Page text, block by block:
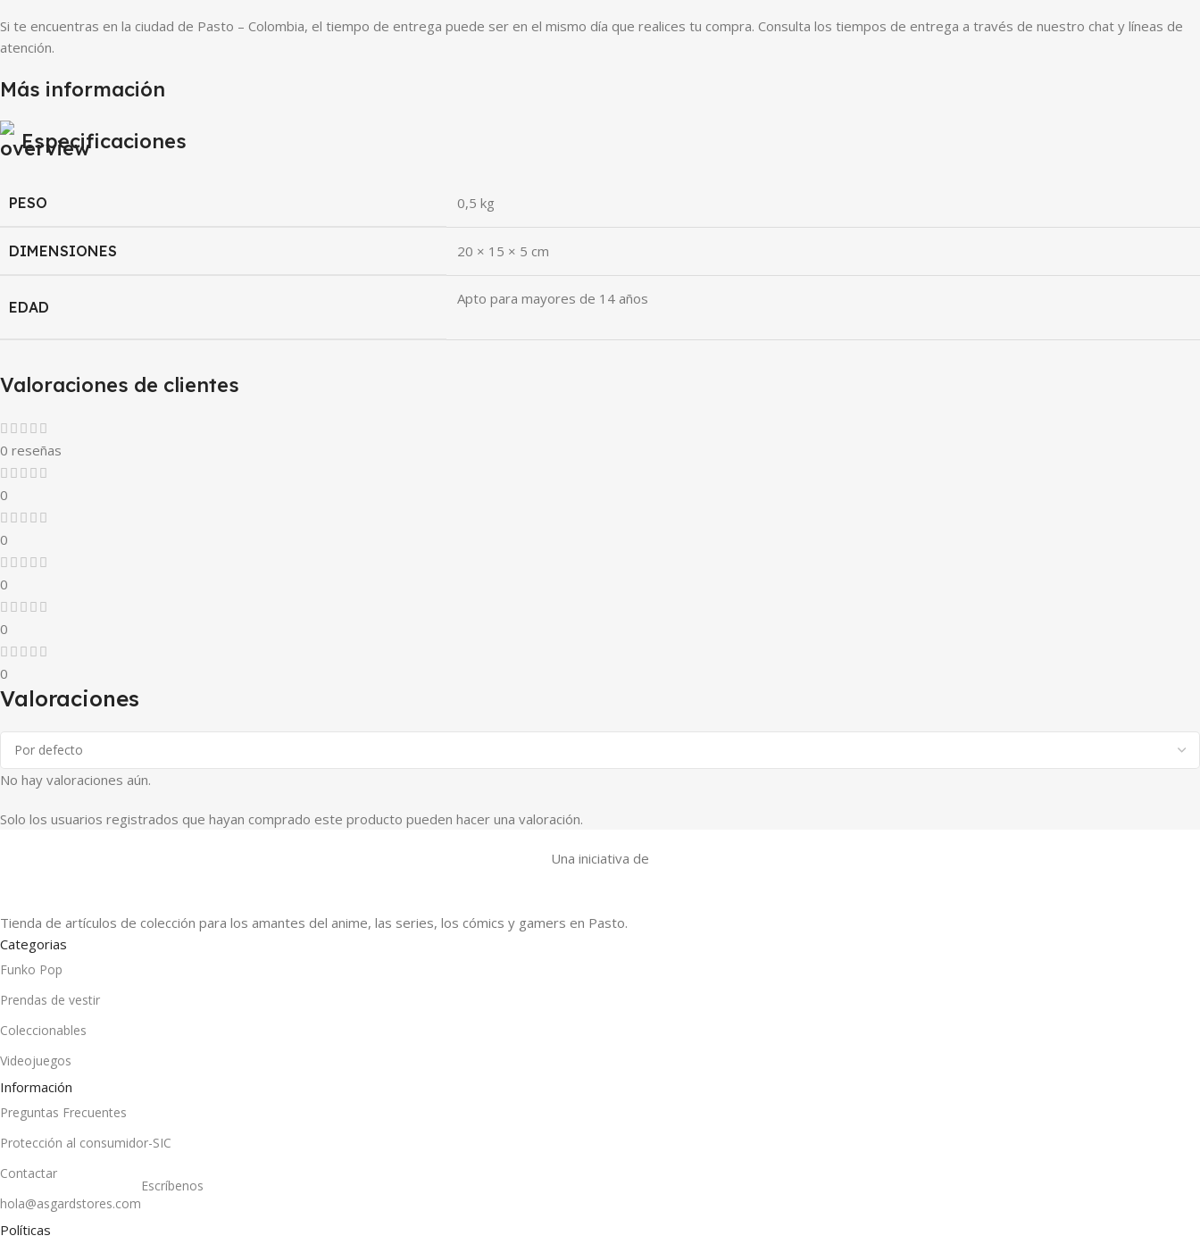
Si te encuentras en la ciudad de Pasto – Colombia, el tiempo de entrega puede ser en el mismo día que realices tu compra. Consulta los tiempos de entrega a través de nuestro chat y líneas de
atención.
Más información
Especificaciones
PESO 0,5 kg
DIMENSIONES 20 × 15 × 5 cm
EDAD Apto para mayores de 14 años
Valoraciones de clientes
0 reseñas
0
0
0
0
0
Valoraciones
No hay valoraciones aún.
Solo los usuarios registrados que hayan comprado este producto pueden hacer una valoración.
Una iniciativa de
Tienda de artículos de colección para los amantes del anime, las series, los cómics y gamers en Pasto.
Categorias
Funko Pop
Prendas de vestir
Coleccionables
Videojuegos
Información
Preguntas Frecuentes
Protección al consumidor-SIC
Contactar
hola@asgardstores.com
Escríbenos
Políticas